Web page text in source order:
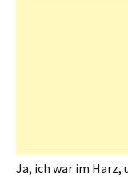
Ja, ich war im Harz,